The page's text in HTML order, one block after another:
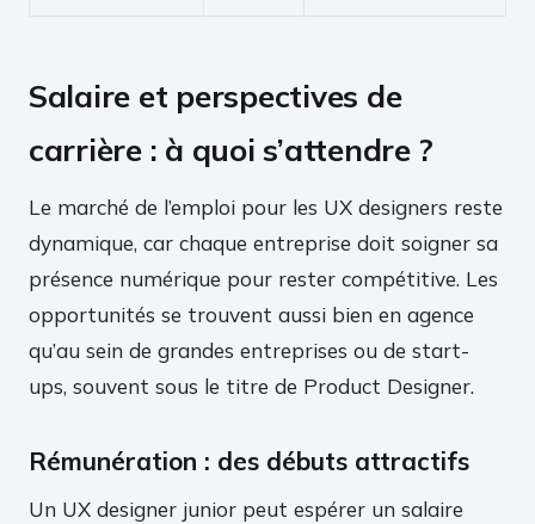
Salaire et perspectives de
carrière : à quoi s’attendre ?
Le marché de l’emploi pour les UX designers reste
dynamique, car chaque entreprise doit soigner sa
présence numérique pour rester compétitive. Les
opportunités se trouvent aussi bien en agence
qu’au sein de grandes entreprises ou de start-
ups, souvent sous le titre de Product Designer.
Rémunération : des débuts attractifs
Un UX designer junior peut espérer un salaire